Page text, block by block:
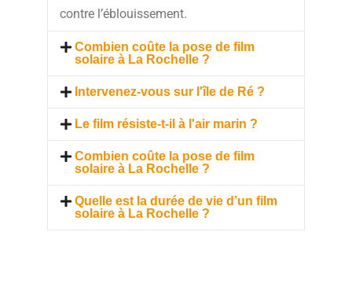
contre l’éblouissement.
Combien coûte la pose de film
solaire à La Rochelle ?
Intervenez-vous sur l'île de Ré ?
Le film résiste-t-il à l'air marin ?
Combien coûte la pose de film
solaire à La Rochelle ?
Quelle est la durée de vie d’un film
solaire à La Rochelle ?